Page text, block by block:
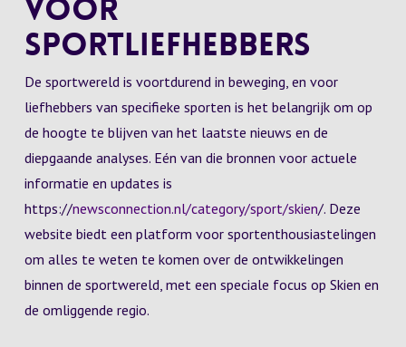
voor
sportliefhebbers
De sportwereld is voortdurend in beweging, en voor
liefhebbers van specifieke sporten is het belangrijk om op
de hoogte te blijven van het laatste nieuws en de
diepgaande analyses. Eén van die bronnen voor actuele
informatie en updates is
https://newsconnection.nl/category/sport/skien/. Deze
website biedt een platform voor sportenthousiastelingen
om alles te weten te komen over de ontwikkelingen
binnen de sportwereld, met een speciale focus op Skien en
de omliggende regio.